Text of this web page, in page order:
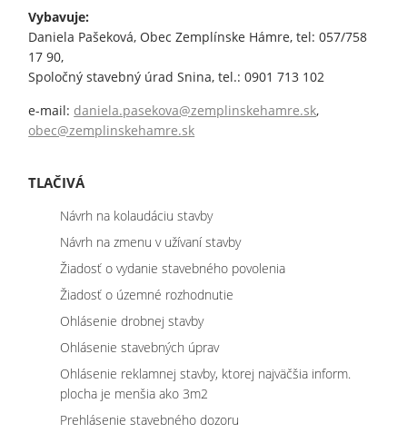
Vybavuje:
Daniela Pašeková, Obec Zemplínske Hámre, tel: 057/758
17 90,
Spoločný stavebný úrad Snina, tel.: 0901 713 102
e-mail: daniela.pasekova@zemplinskehamre.sk,
obec@zemplinskehamre.sk
TLAČIVÁ
Návrh na kolaudáciu stavby
Návrh na zmenu v užívaní stavby
Žiadosť o vydanie stavebného povolenia
Žiadosť o územné rozhodnutie
Ohlásenie drobnej stavby
Ohlásenie stavebných úprav
Ohlásenie reklamnej stavby, ktorej najväčšia inform.
plocha je menšia ako 3m2
Prehlásenie stavebného dozoru